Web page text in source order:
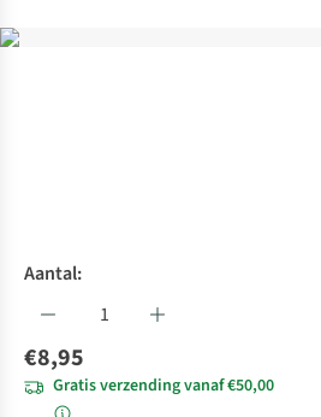
Aantal:
€8,95
Gratis verzending vanaf €50,00